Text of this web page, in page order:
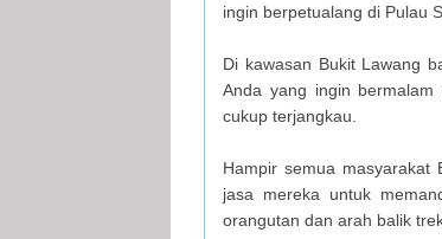
ingin berpetualang di Pulau
Di kawasan Bukit Lawang
Anda yang ingin
cukup terjangkau.
Hampir semua masyarakat
jasa mereka untuk
orangutan dan arah balik